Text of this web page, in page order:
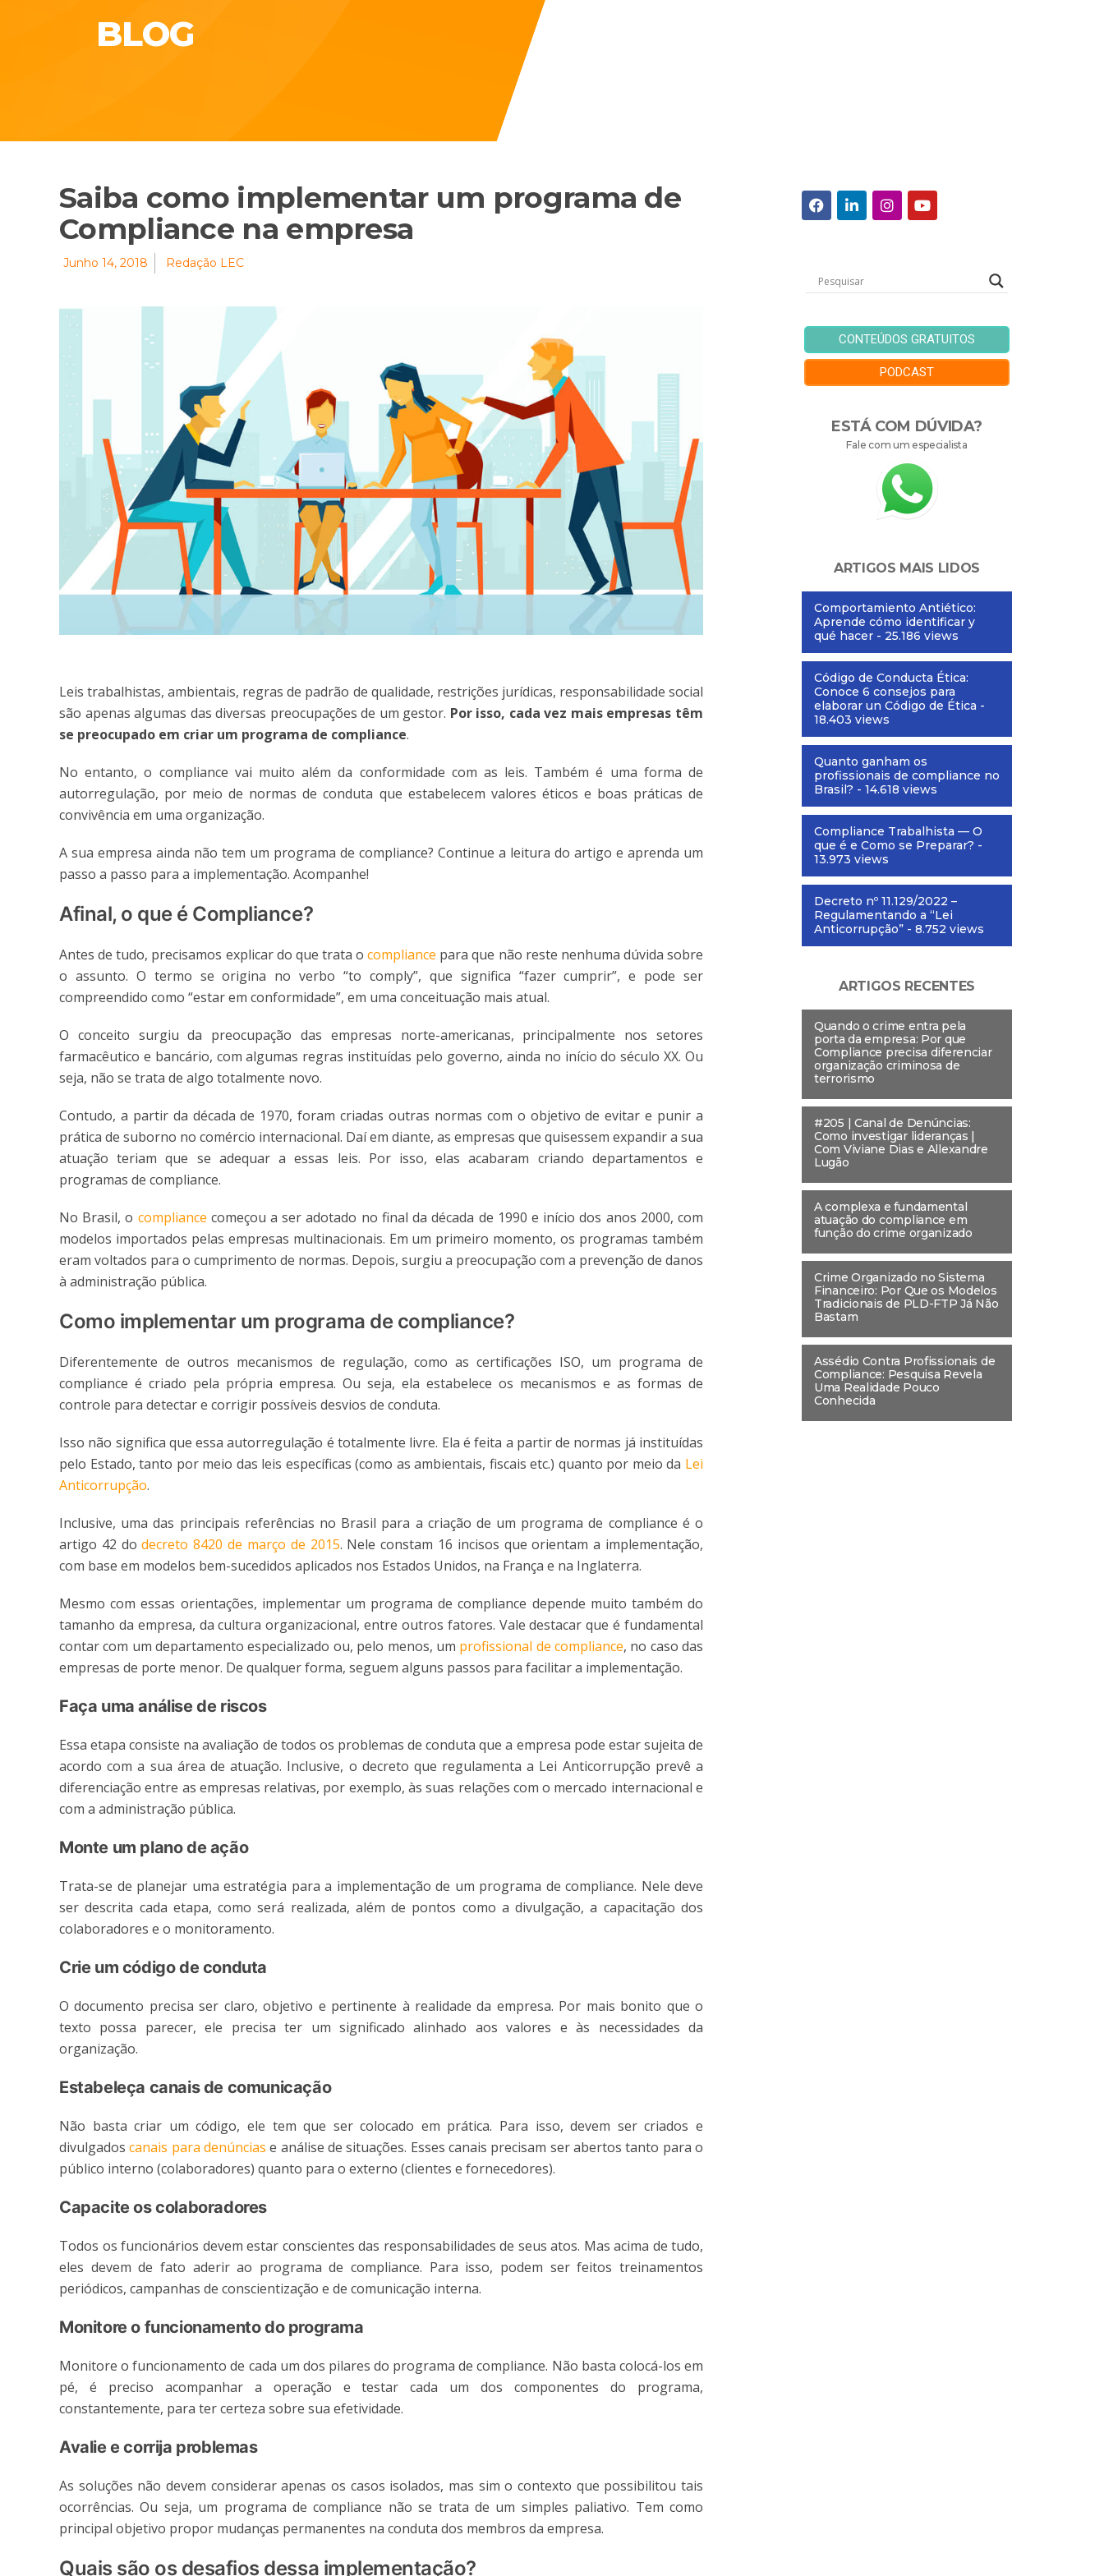
BLOG
Saiba como implementar um programa de
Compliance na empresa
Junho 14, 2018 Redação LEC
Leis trabalhistas, ambientais, regras de padrão de qualidade, restrições jurídicas, responsabilidade social
são apenas algumas das diversas preocupações de um gestor. Por isso, cada vez mais empresas têm
se preocupado em criar um programa de compliance.
No entanto, o compliance vai muito além da conformidade com as leis. Também é uma forma de
autorregulação, por meio de normas de conduta que estabelecem valores éticos e boas práticas de
convivência em uma organização.
A sua empresa ainda não tem um programa de compliance? Continue a leitura do artigo e aprenda um
passo a passo para a implementação. Acompanhe!
Afinal, o que é Compliance?
Antes de tudo, precisamos explicar do que trata ocompliance para que não reste nenhuma dúvida sobre
o assunto. O termo se origina no verbo “to comply”, que significa “fazer cumprir”, e pode ser
compreendido como “estar em conformidade”, em uma conceituação mais atual.
O conceito surgiu da preocupação das empresas norte-americanas, principalmente nos setores
farmacêutico e bancário, com algumas regras instituídas pelo governo, ainda no início do século XX. Ou
seja, não se trata de algo totalmente novo.
Contudo, a partir da década de 1970, foram criadas outras normas com o objetivo de evitar e punir a
prática de suborno no comércio internacional. Daí em diante, as empresas que quisessem expandir a sua
atuação teriam que se adequar a essas leis. Por isso, elas acabaram criando departamentos e
programas de compliance.
No Brasil, o compliance começou a ser adotado no final da década de 1990 e início dos anos 2000, com
modelos importados pelas empresas multinacionais. Em um primeiro momento, os programas também
eram voltados para o cumprimento de normas. Depois, surgiu a preocupação com a prevenção de danos
à administração pública.
Como implementar um programa de compliance?
Diferentemente de outros mecanismos de regulação, como as certificações ISO, um programa de
compliance é criado pela própria empresa. Ou seja, ela estabelece os mecanismos e as formas de
controle para detectar e corrigir possíveis desvios de conduta.
Isso não significa que essa autorregulação é totalmente livre. Ela é feita a partir de normas já instituídas
pelo Estado, tanto por meio das leis específicas (como as ambientais, fiscais etc.) quanto por meio da Lei
Anticorrupção.
Inclusive, uma das principais referências no Brasil para a criação de um programa de compliance é o
artigo 42 dodecreto 8420 de março de 2015. Nele constam 16 incisos que orientam a implementação,
com base em modelos bem-sucedidos aplicados nos Estados Unidos, na França e na Inglaterra.
Mesmo com essas orientações, implementar um programa de compliance depende muito também do
tamanho da empresa, da cultura organizacional, entre outros fatores. Vale destacar que é fundamental
contar com um departamento especializado ou, pelo menos, um profissional de compliance, no caso das
empresas de porte menor. De qualquer forma, seguem alguns passos para facilitar a implementação.
Faça uma análise de riscos
Essa etapa consiste na avaliação de todos os problemas de conduta que a empresa pode estar sujeita de
acordo com a sua área de atuação. Inclusive, o decreto que regulamenta a Lei Anticorrupção prevê a
diferenciação entre as empresas relativas, por exemplo, às suas relações com o mercado internacional e
com a administração pública.
Monte um plano de ação
Trata-se de planejar uma estratégia para a implementação de um programa de compliance. Nele deve
ser descrita cada etapa, como será realizada, além de pontos como a divulgação, a capacitação dos
colaboradores e o monitoramento.
Crie um código de conduta
O documento precisa ser claro, objetivo e pertinente à realidade da empresa. Por mais bonito que o
texto possa parecer, ele precisa ter um significado alinhado aos valores e às necessidades da
organização.
Estabeleça canais de comunicação
Não basta criar um código, ele tem que ser colocado em prática. Para isso, devem ser criados e
divulgadoscanais para denúncias e análise de situações. Esses canais precisam ser abertos tanto para o
público interno (colaboradores) quanto para o externo (clientes e fornecedores).
Capacite os colaboradores
Todos os funcionários devem estar conscientes das responsabilidades de seus atos. Mas acima de tudo,
eles devem de fato aderir ao programa de compliance. Para isso, podem ser feitos treinamentos
periódicos, campanhas de conscientização e de comunicação interna.
Monitore o funcionamento do programa
Monitore o funcionamento de cada um dos pilares do programa de compliance. Não basta colocá-los em
pé, é preciso acompanhar a operação e testar cada um dos componentes do programa,
constantemente, para ter certeza sobre sua efetividade.
Avalie e corrija problemas
As soluções não devem considerar apenas os casos isolados, mas sim o contexto que possibilitou tais
ocorrências. Ou seja, um programa de compliance não se trata de um simples paliativo. Tem como
principal objetivo propor mudanças permanentes na conduta dos membros da empresa.
Quais são os desafios dessa implementação?
CONTEÚDOS GRATUITOS
PODCAST
ESTÁ COM DÚVIDA?
Fale com um especialista
ARTIGOS MAIS LIDOS
Comportamiento Antiético:
Aprende cómo identificar y
qué hacer - 25.186 views
Código de Conducta Ética:
Conoce 6 consejos para
elaborar un Código de Ética -
18.403 views
Quanto ganham os
profissionais de compliance no
Brasil? - 14.618 views
Compliance Trabalhista — O
que é e Como se Preparar? -
13.973 views
Decreto nº 11.129/2022 –
Regulamentando a “Lei
Anticorrupção” - 8.752 views
ARTIGOS RECENTES
Quando o crime entra pela
porta da empresa: Por que
Compliance precisa diferenciar
organização criminosa de
terrorismo
#205 | Canal de Denúncias:
Como investigar lideranças |
Com Viviane Dias e Allexandre
Lugão
A complexa e fundamental
atuação do compliance em
função do crime organizado
Crime Organizado no Sistema
Financeiro: Por Que os Modelos
Tradicionais de PLD-FTP Já Não
Bastam
Assédio Contra Profissionais de
Compliance: Pesquisa Revela
Uma Realidade Pouco
Conhecida